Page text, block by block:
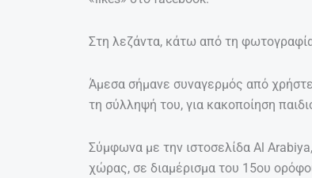
Στη λεζάντα, κάτω από τη
Άμεσα σήμανε συναγερμός από
τη σύλληψή του, για κακοποίηση
Σύμφωνα με την ιστοσελίδα Al
χώρας, σε διαμέρισμα του 15ου